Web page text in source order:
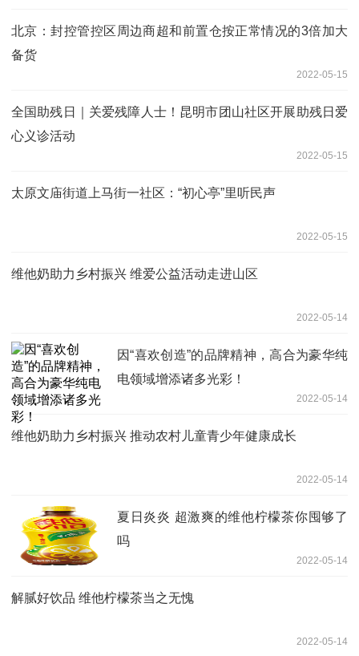
北京：封控管控区周边商超和前置仓按正常情况的3倍加大
备货
2022-05-15
全国助残日｜关爱残障人士！昆明市团山社区开展助残日爱
心义诊活动
2022-05-15
太原文庙街道上马街一社区：“初心亭”里听民声
2022-05-15
维他奶助力乡村振兴 维爱公益活动走进山区
2022-05-14
因“喜欢创造”的品牌精神，高合为豪华纯
电领域增添诸多光彩！
2022-05-14
维他奶助力乡村振兴 推动农村儿童青少年健康成长
2022-05-14
夏日炎炎 超激爽的维他柠檬茶你囤够了
吗
2022-05-14
解腻好饮品 维他柠檬茶当之无愧
2022-05-14